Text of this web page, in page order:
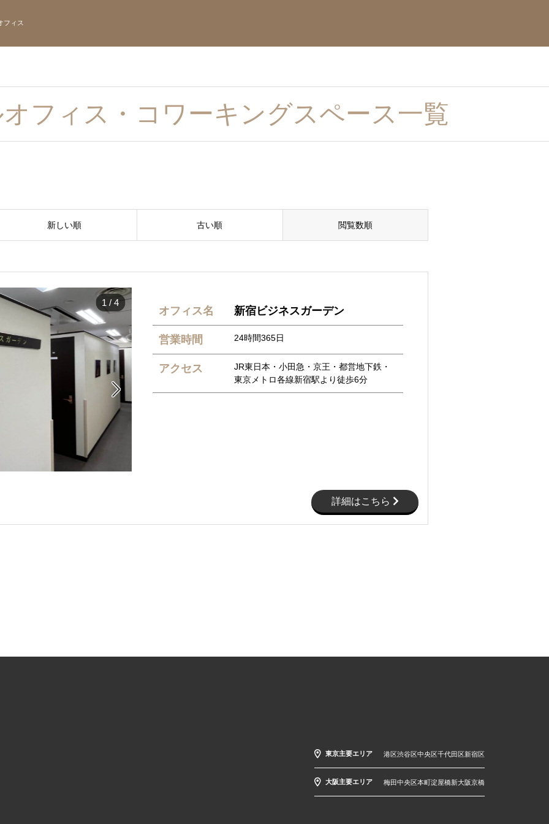
フィス
フィス・コワーキングスペース一覧
新しい順 古い順 閲覧数順

1 / 4
オフィス名 新宿ビジネスガーデン
営業時間 24時間365日
アクセス
JR東日本・小田急・京王・都営地下鉄・
東京メトロ各線新宿駅より徒歩6分
詳細はこちら
東京主要エリア 港区渋谷区中央区千代田区新宿区
大阪主要エリア 梅田中央区本町淀屋橋新大阪京橋